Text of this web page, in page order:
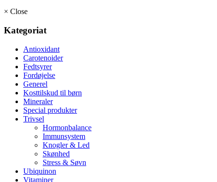
× Close
Kategoriat
Antioxidant
Carotenoider
Fedtsyrer
Fordøjelse
Generel
Kosttilskud til børn
Mineraler
Special produkter
Trivsel
Hormonbalance
Immunsystem
Knogler & Led
Skønhed
Stress & Søvn
Ubiquinon
Vitaminer